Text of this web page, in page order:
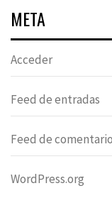
META
Acceder
Feed de entradas
Feed de
WordPress.org